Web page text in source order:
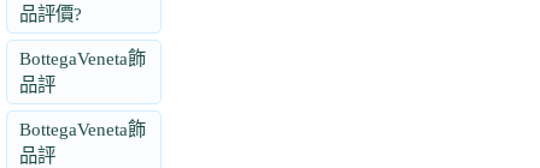
品評價?
BottegaVeneta飾
品評
BottegaVeneta飾
品評